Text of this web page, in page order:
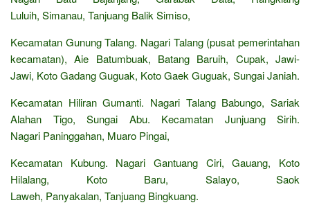
Luluih, Simanau, Tanjuang Balik Simiso,
Kecamatan Gunung Talang. Nagari Talang (pusat pemerintahan
kecamatan), Aie Batumbuak, Batang Baruih, Cupak, Jawi-
Jawi, Koto Gadang Guguak, Koto Gaek Guguak, Sungai Janiah.
Kecamatan Hiliran Gumanti. Nagari Talang Babungo, Sariak
Alahan Tigo, Sungai Abu. Kecamatan Junjuang Sirih.
Nagari Paninggahan, Muaro Pingai,
Kecamatan Kubung. Nagari Gantuang Ciri, Gauang, Koto
Hilalang, Koto Baru, Salayo, Saok
Laweh, Panyakalan, Tanjuang Bingkuang.